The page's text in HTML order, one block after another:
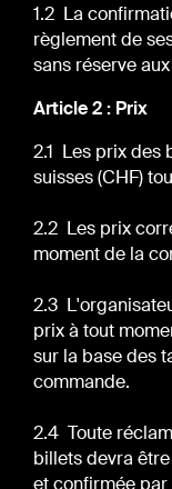
1.2 La
règlement de
sans réserve
Article 2 : Prix
2.1 Les prix des
suisses (CHF)
2.2 Les prix
moment de la
2.3
prix à tout
sur la base des
commande.
2.4 Toute
billets devra
et confirmée